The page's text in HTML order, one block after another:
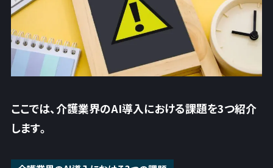
ここでは、介護業界のAI導入における課題を3つ紹介
します。